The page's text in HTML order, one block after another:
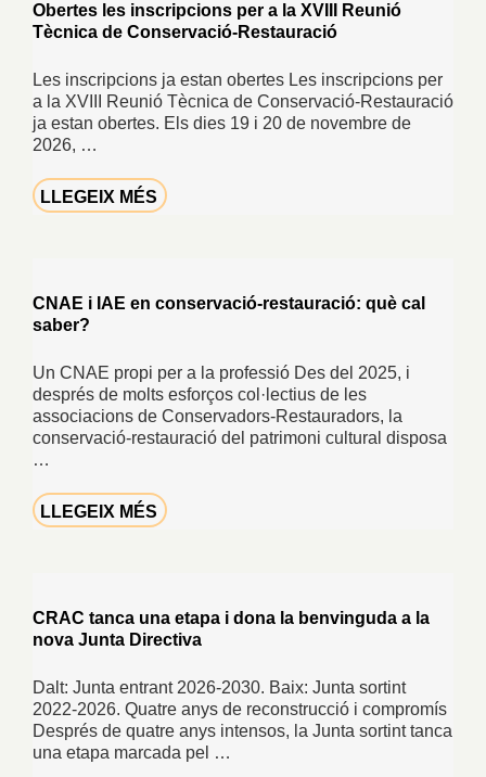
Obertes les inscripcions per a la XVIII Reunió
Tècnica de Conservació-Restauració
Les inscripcions ja estan obertes Les inscripcions per
a la XVIII Reunió Tècnica de Conservació-Restauració
ja estan obertes. Els dies 19 i 20 de novembre de
2026, …
LLEGEIX MÉS
CNAE i IAE en conservació-restauració: què cal
saber?
Un CNAE propi per a la professió Des del 2025, i
després de molts esforços col·lectius de les
associacions de Conservadors-Restauradors, la
conservació-restauració del patrimoni cultural disposa
…
LLEGEIX MÉS
CRAC tanca una etapa i dona la benvinguda a la
nova Junta Directiva
Dalt: Junta entrant 2026-2030. Baix: Junta sortint
2022-2026. Quatre anys de reconstrucció i compromís
Després de quatre anys intensos, la Junta sortint tanca
una etapa marcada pel …